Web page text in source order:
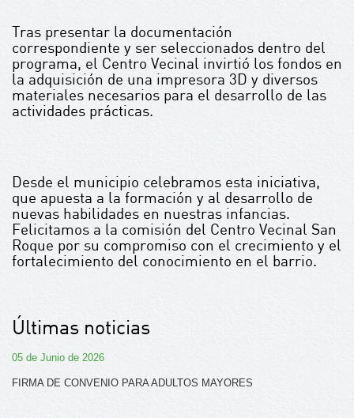
Tras presentar la documentación
correspondiente y ser seleccionados dentro del
programa, el Centro Vecinal invirtió los fondos en
la adquisición de una impresora 3D y diversos
materiales necesarios para el desarrollo de las
actividades prácticas.
Desde el municipio celebramos esta iniciativa,
que apuesta a la formación y al desarrollo de
nuevas habilidades en nuestras infancias.
Felicitamos a la comisión del Centro Vecinal San
Roque por su compromiso con el crecimiento y el
fortalecimiento del conocimiento en el barrio.
Últimas noticias
05 de Junio de 2026
FIRMA DE CONVENIO PARA ADULTOS MAYORES